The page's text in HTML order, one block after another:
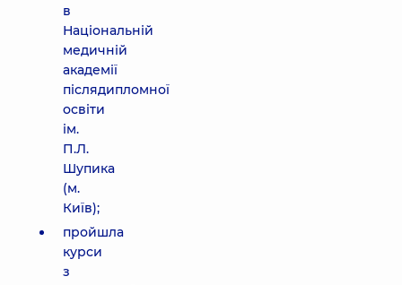
в
Національній
медичній
академії
післядипломної
освіти
ім.
П.Л.
Шупика
(м.
Київ);
пройшла
курси
з